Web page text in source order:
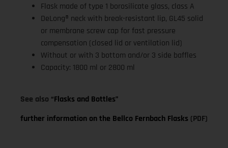
Flask made of type 1 borosilicate glass, class A
DeLong® neck with break-resistant lip, GL45 solid
or membrane screw cap for fast pressure
compensation (closed lid or ventilation lid)
Without or with 3 bottom and/or 3 side baffles
Capacity: 1800 ml or 2800 ml
See also “Flasks and Bottles”
further information on the Bellco Fernbach Flasks (PDF)